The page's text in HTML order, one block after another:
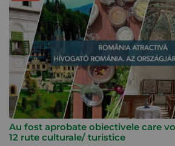
Au fost aprobate obiectivele care
12 rute culturale/ turistice